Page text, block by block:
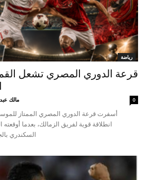
رياضة
قرعة الدوري المصري تشعل
مالك 0
انطلاقة قوية لفريق الزمالك، بعدما
السكندري